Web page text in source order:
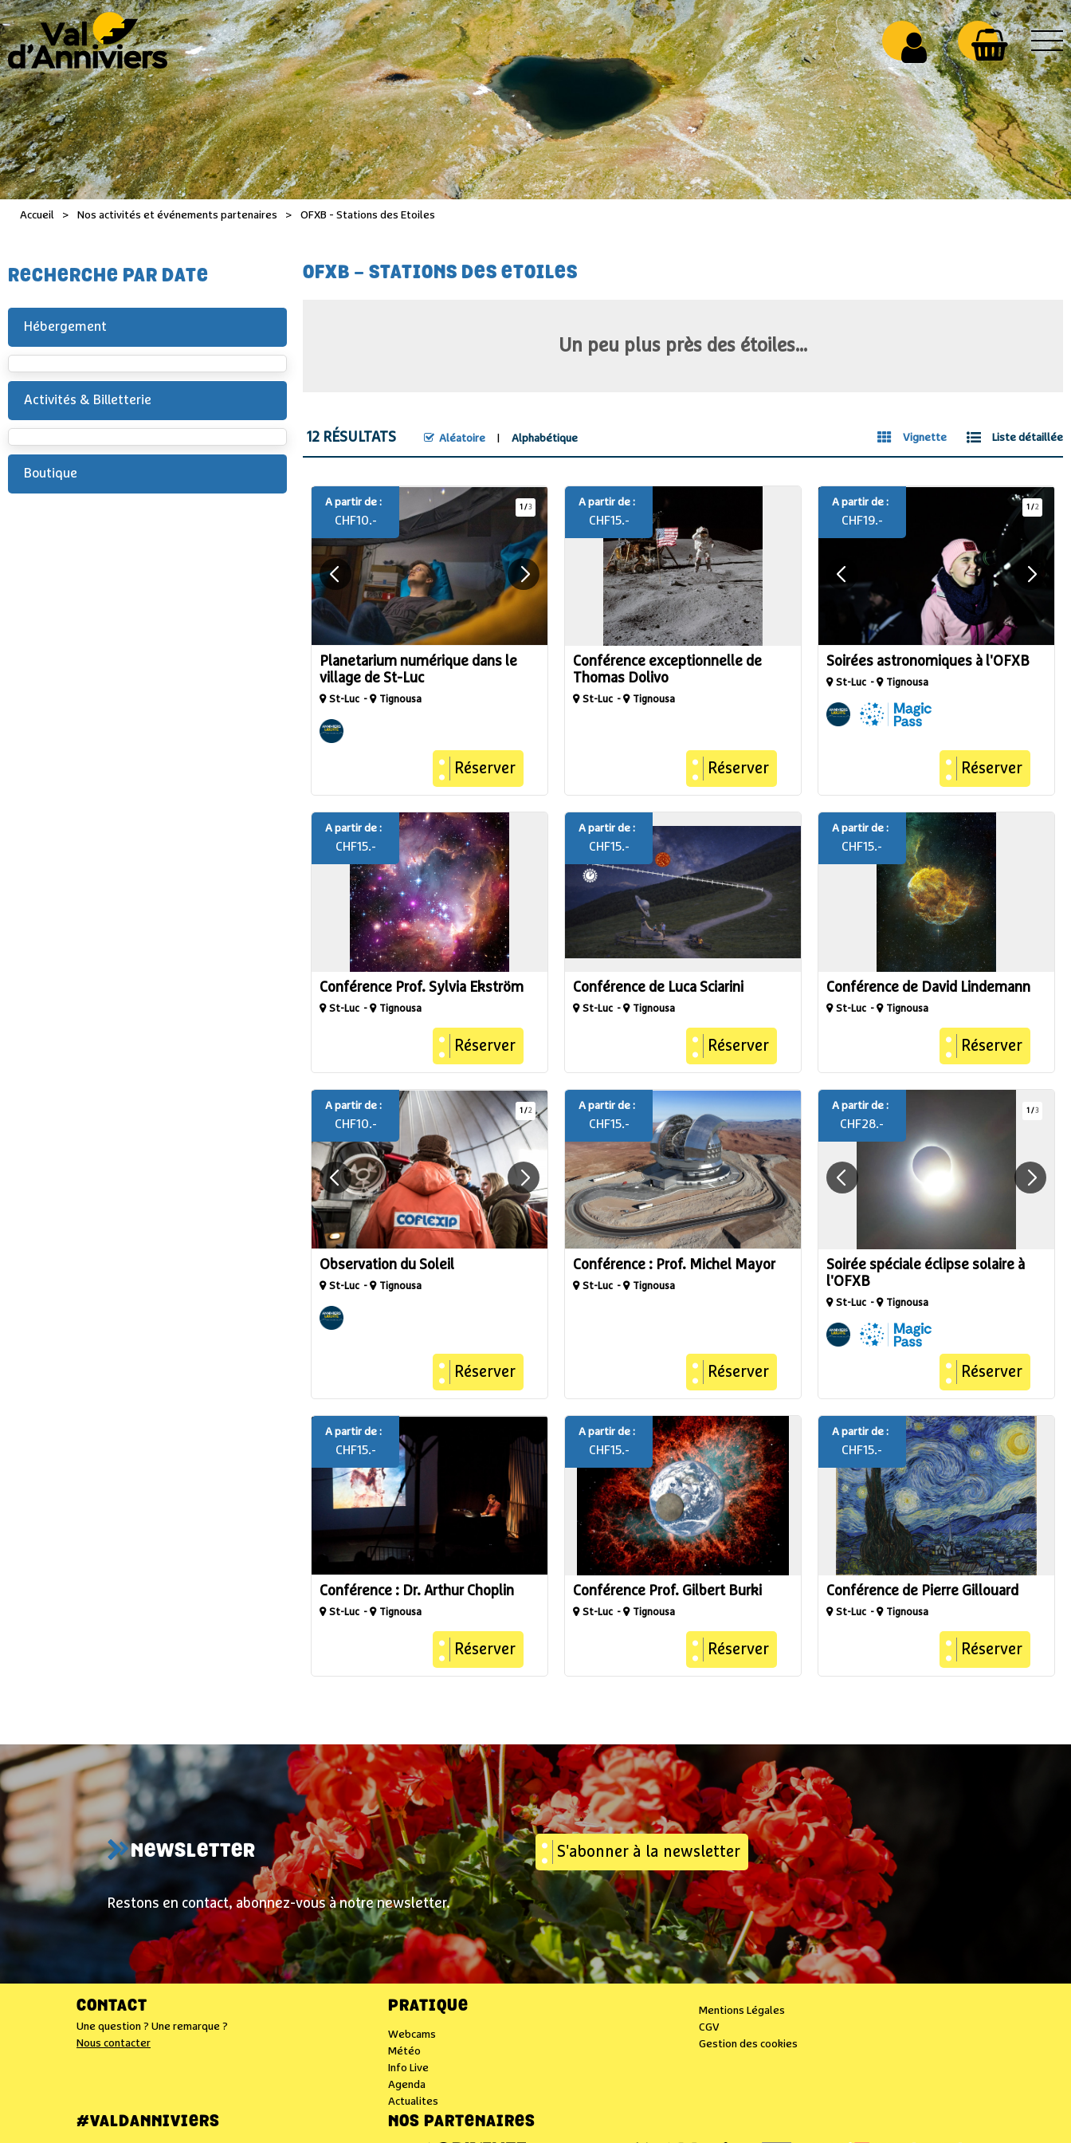
Accueil > Nos activités et événements partenaires > OFXB - Stations des Etoiles
RECHERCHE PAR DATE
Hébergement
Activités & Billetterie
Boutique
OFXB - STATIONS DES ETOILES
Un peu plus près des étoiles...
Vignette Liste détaillée
12 RÉSULTATS Aléatoire Alphabétique
1 /3
Planetarium numérique dans le
village de St-Luc
St-Luc Tignousa
A partir de :
CHF10.-
Réserver
Conférence exceptionnelle de
Thomas Dolivo
St-Luc Tignousa
A partir de :
CHF15.-
Réserver
1 /2
Soirées astronomiques à l'OFXB
St-Luc Tignousa
A partir de :
CHF19.-
Réserver
Conférence Prof. Sylvia Ekström
St-Luc Tignousa
A partir de :
CHF15.-
Réserver
Conférence de Luca Sciarini
St-Luc Tignousa
A partir de :
CHF15.-
Réserver
Conférence de David Lindemann
St-Luc Tignousa
A partir de :
CHF15.-
Réserver
1 /2
Observation du Soleil
St-Luc Tignousa
A partir de :
CHF10.-
Réserver
Conférence : Prof. Michel Mayor
St-Luc Tignousa
A partir de :
CHF15.-
Réserver
1 /3
Soirée spéciale éclipse solaire à
l'OFXB
St-Luc Tignousa
A partir de :
CHF28.-
Réserver
Conférence : Dr. Arthur Choplin
St-Luc Tignousa
A partir de :
CHF15.-
Réserver
Conférence Prof. Gilbert Burki
St-Luc Tignousa
A partir de :
CHF15.-
Réserver
Conférence de Pierre Gillouard
St-Luc Tignousa
A partir de :
CHF15.-
Réserver
NEWSLETTER
Restons en contact, abonnez-vous à notre newsletter.
S'abonner à la newsletter
CONTACT
Une question ? Une remarque ?
Nous contacter
PRATIQUE
Webcams
Météo
Info Live
Agenda
Actualites
Mentions Légales
CGV
Gestion des cookies
#VALDANNIVIERS NOS PARTENAIRES